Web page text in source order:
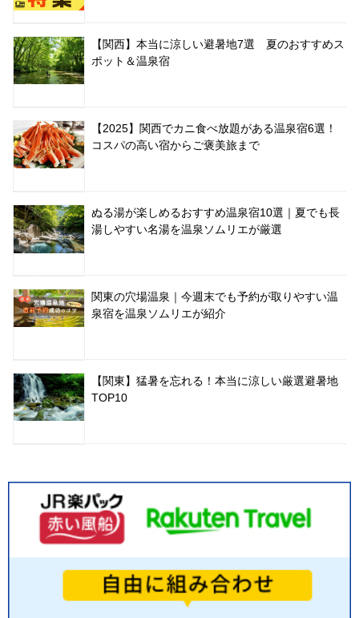
【関西】本当に涼しい避暑地7選 夏のおすすめス
ポット＆温泉宿
【2025】関西でカニ食べ放題がある温泉宿6選！
コスパの高い宿からご褒美旅まで
ぬる湯が楽しめるおすすめ温泉宿10選｜夏でも長
湯しやすい名湯を温泉ソムリエが厳選
関東の穴場温泉｜今週末でも予約が取りやすい温
泉宿を温泉ソムリエが紹介
【関東】猛暑を忘れる！本当に涼しい厳選避暑地
TOP10